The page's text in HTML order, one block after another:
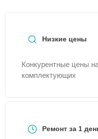
Низкие цены
Конкурентные цены
комплектующих
Ремонт за 1